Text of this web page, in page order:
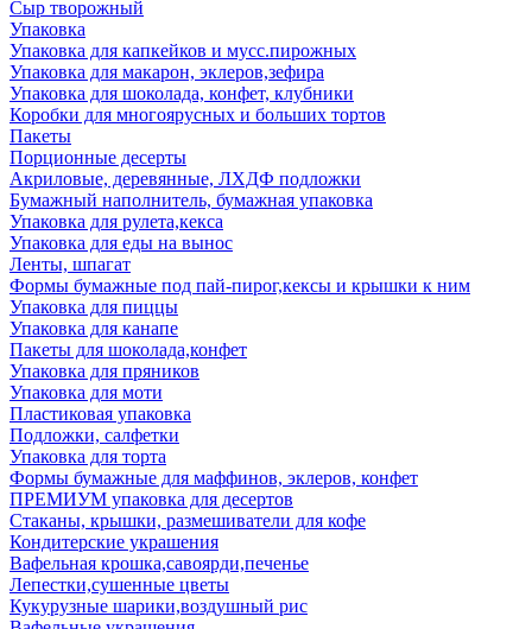
Сыр творожный
Упаковка
Упаковка для капкейков и мусс.пирожных
Упаковка для макарон, эклеров,зефира
Упаковка для шоколада, конфет, клубники
Коробки для многоярусных и больших тортов
Пакеты
Порционные десерты
Акриловые, деревянные, ЛХДФ подложки
Бумажный наполнитель, бумажная упаковка
Упаковка для рулета,кекса
Упаковка для еды на вынос
Ленты, шпагат
Формы бумажные под пай-пирог,кексы и крышки к ним
Упаковка для пиццы
Упаковка для канапе
Пакеты для шоколада,конфет
Упаковка для пряников
Упаковка для моти
Пластиковая упаковка
Подложки, салфетки
Упаковка для торта
Формы бумажные для маффинов, эклеров, конфет
ПРЕМИУМ упаковка для десертов
Стаканы, крышки, размешиватели для кофе
Кондитерские украшения
Вафельная крошка,савоярди,печенье
Лепестки,сушенные цветы
Кукурузные шарики,воздушный рис